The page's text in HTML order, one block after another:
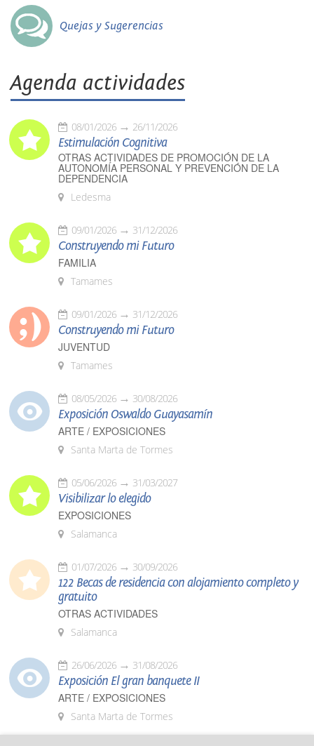
Quejas y Sugerencias
Agenda actividades
08/01/2026 26/11/2026
Estimulación Cognitiva
OTRAS ACTIVIDADES DE PROMOCIÓN DE LA
AUTONOMÍA PERSONAL Y PREVENCIÓN DE LA
DEPENDENCIA
Ledesma
09/01/2026 31/12/2026
Construyendo mi Futuro
FAMILIA
Tamames
09/01/2026 31/12/2026
Construyendo mi Futuro
JUVENTUD
Tamames
08/05/2026 30/08/2026
Exposición Oswaldo Guayasamín
ARTE / EXPOSICIONES
Santa Marta de Tormes
05/06/2026 31/03/2027
Visibilizar lo elegido
EXPOSICIONES
Salamanca
01/07/2026 30/09/2026
122 Becas de residencia con alojamiento completo y
gratuito
OTRAS ACTIVIDADES
Salamanca
26/06/2026 31/08/2026
Exposición El gran banquete II
ARTE / EXPOSICIONES
Santa Marta de Tormes